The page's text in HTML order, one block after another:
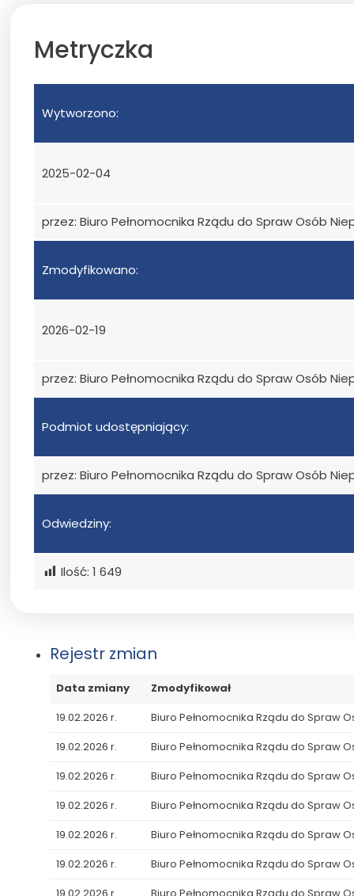
Metryczka
Wytworzono:
2025-02-04
przez: Biuro Pełnomocnika Rządu do Spraw Osób
Zmodyfikowano:
2026-02-19
przez: Biuro Pełnomocnika Rządu do Spraw Osób
Podmiot udostępniający:
przez: Biuro Pełnomocnika Rządu do Spraw Osób
Odwiedziny:
Ilość: 1 649
Rejestr zmian
Data zmiany
Zmodyfikował
19.02.2026 r.
Biuro Pełnomocnika Rządu do Spraw
19.02.2026 r.
Biuro Pełnomocnika Rządu do Spraw
19.02.2026 r.
Biuro Pełnomocnika Rządu do Spraw
19.02.2026 r.
Biuro Pełnomocnika Rządu do Spraw
19.02.2026 r.
Biuro Pełnomocnika Rządu do Spraw
19.02.2026 r.
Biuro Pełnomocnika Rządu do Spraw